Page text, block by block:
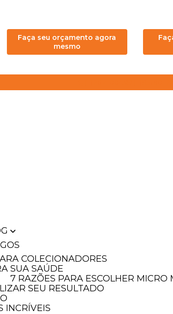
Faça seu orçamento agora
mesmo
COLECIONADORES
SUA SAÚDE
7 RAZÕES PARA ESCOLHER MICRO
SEU RESULTADO
INCRÍVEIS